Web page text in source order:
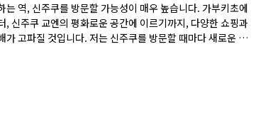
는 역, 신주쿠를 방문할 가능성이 매우 높습니다. 가부키초에
, 신주쿠 교엔의 평화로운 공간에 이르기까지, 다양한 쇼핑과
가 고파질 것입니다. 저는 신주쿠를 방문할 때마다 새로운 라
과 수고를 줄이기 위해, 신주쿠에서 제가 가장 좋아하는 라